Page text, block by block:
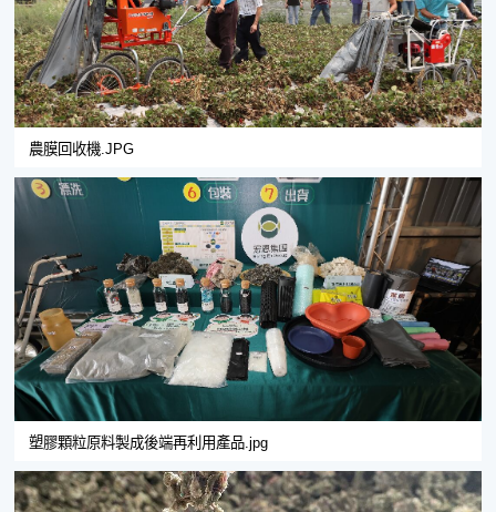
農膜回收機.JPG
塑膠顆粒原料製成後端再利用產品.jpg